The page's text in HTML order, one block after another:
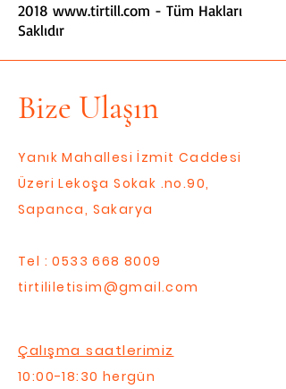
2018 www.tirtill.com - Tüm Hakları
Saklıdır
Bize Ulaşın
Yanık Mahallesi İzmit Caddesi
Üzeri Lekoşa Sokak .no.90,
Sapanca, Sakarya
Tel :0533 668 8009
tirtililetisim@gmail.com
Çalışma saatlerimiz
10:00-18:30 hergün